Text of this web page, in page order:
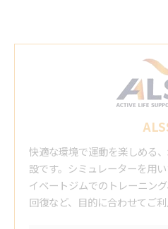
快適な環境で運動を楽しめる
設です。シミュレーターを用
イベートジムでのトレーニン
回復など、目的に合わせてご利